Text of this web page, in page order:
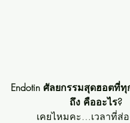
Endotin ศัลยกรรมสุดฮอตที่
ถึง คืออะไร?